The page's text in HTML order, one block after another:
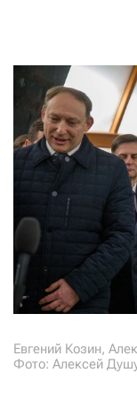
Евгений Козин,
Фото: Алексей